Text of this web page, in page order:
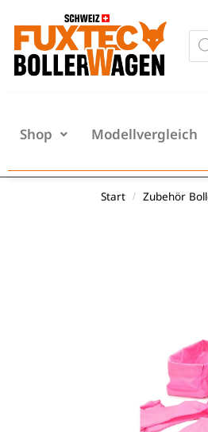
Shop Modellvergleich
Start / Zubehör